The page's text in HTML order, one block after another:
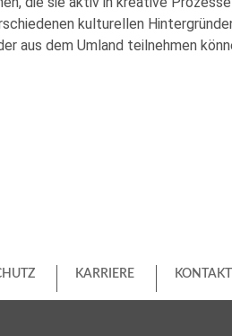
kulturellen
aus dem Umland teilnehmen
KARRIERE KONTAKT